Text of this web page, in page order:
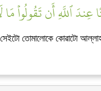
عِندَ ٱللَّهِ أَن تَقُولُواْ مَا
তোমালোকে কোৱাটো